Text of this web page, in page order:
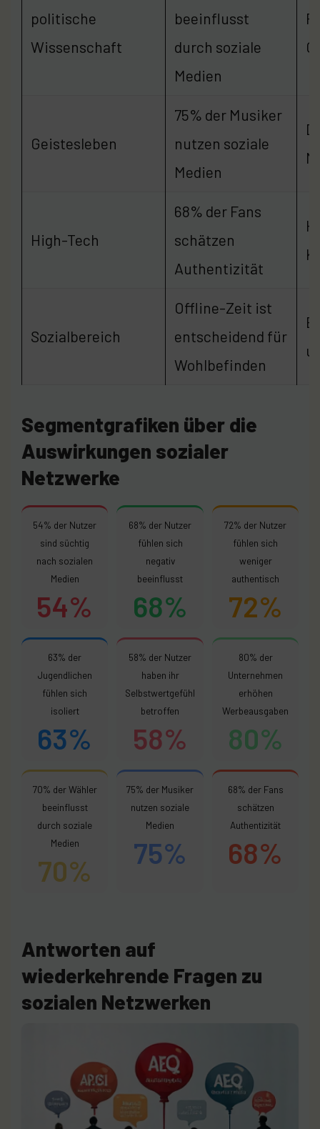
politische
Wissenschaft
beeinflusst
durch soziale
Medien
Geistesleben
75% der Musiker
nutzen soziale
Medien
High-Tech
68% der Fans
schätzen
Authentizität
Sozialbereich
Offline-Zeit ist
entscheidend für
Wohlbefinden
Segmentgrafiken über die
Auswirkungen sozialer
Netzwerke
54% der Nutzer
sind süchtig
nach sozialen
Medien
54%
68% der Nutzer
fühlen sich
negativ
beeinflusst
68%
72% der Nutzer
fühlen sich
weniger
authentisch
72%
63% der
Jugendlichen
fühlen sich
isoliert
63%
58% der Nutzer
haben ihr
Selbstwertgefühl
betroffen
58%
80% der
Unternehmen
erhöhen
Werbeausgaben
80%
70% der Wähler
beeinflusst
durch soziale
Medien
70%
75% der Musiker
nutzen soziale
Medien
75%
68% der Fans
schätzen
Authentizität
68%
Antworten auf
wiederkehrende Fragen zu
sozialen Netzwerken